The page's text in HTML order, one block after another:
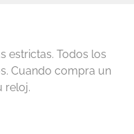
estrictas. Todos los
Cuando compra un
reloj.